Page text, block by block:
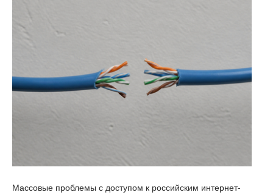
Массовые проблемы с доступом к российским интернет-